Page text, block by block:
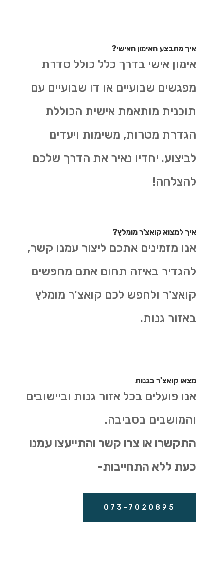
איך מתבצע האימון האישי?
אימון אישי בדרך כלל כולל סדרת
מפגשים שבועיים או דו שבועיים עם
תוכנית מותאמת אישית הכוללת
הגדרת מטרות, משימות ויעדים
לביצוע. יחדיו נאיר את הדרך שלכם
להצלחה!
איך למצוא קואצ'ר מומלץ?
אנו מזמינים אתכם ליצור עמנו קשר,
להגדיר באיזה תחום אתם מחפשים
קואצ'ר ולחפש לכם קואצ'ר מומלץ
באזור גנות.
מצאו קואצ'ר בגנות
אנו פועלים בכל אזור גנות וביישובים
והמושבים בסביבה.
התקשרו או צרו קשר והתייעצו עמנו
כעת ללא התחייבות-
073-7020895